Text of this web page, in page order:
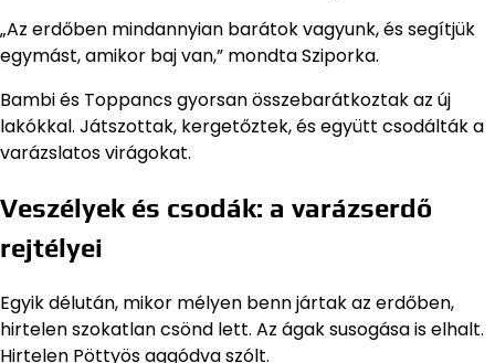
„Az erdőben mindannyian barátok vagyunk, és segítjük
egymást, amikor baj van,” mondta Sziporka.
Bambi és Toppancs gyorsan összebarátkoztak az új
lakókkal. Játszottak, kergetőztek, és együtt csodálták a
varázslatos virágokat.
Veszélyek és csodák: a varázserdő
rejtélyei
Egyik délután, mikor mélyen benn jártak az erdőben,
hirtelen szokatlan csönd lett. Az ágak susogása is elhalt.
Hirtelen Pöttyös aggódva szólt.